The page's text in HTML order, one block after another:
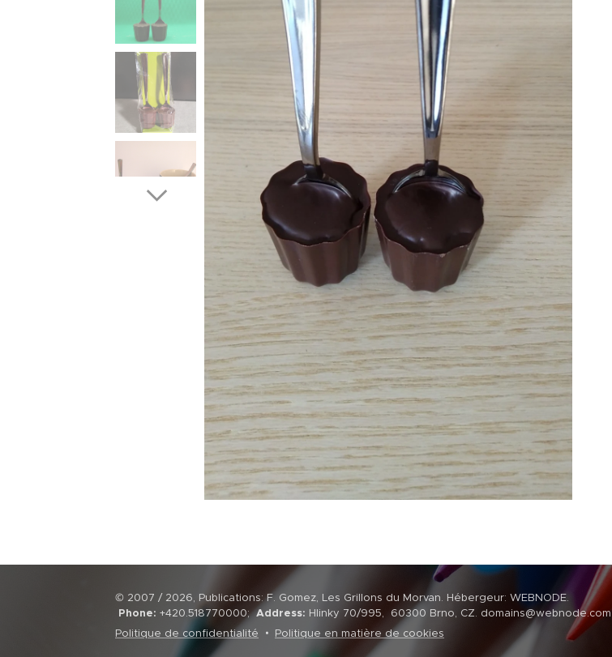
© 2007 / 2026, Publications: F. Gomez, Les Grillons du Morvan. Hébergeur: WEBNODE.
Phone: +420.518770000;Address: Hlinky 70/995, 60300 Brno, CZ. domains@webnode.com
Politique de confidentialité
Politique en matière de cookies